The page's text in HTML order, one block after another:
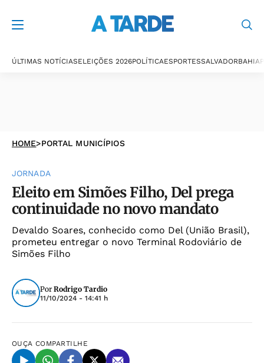
ÚLTIMAS NOTÍCIASELEIÇÕES 2026POLÍTICAESPORTESSALVADORBAHIA
HOME>PORTAL MUNICÍPIOS
JORNADA
Eleito em Simões Filho, Del prega
continuidade no novo mandato
Devaldo Soares, conhecido como Del (União Brasil),
prometeu entregar o novo Terminal Rodoviário de
Simões Filho
Por Rodrigo Tardio
11/10/2024 - 14:41 h
OUÇA COMPARTILHE